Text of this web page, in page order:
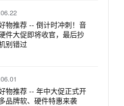
物推荐 -- 倒计时冲刺！音
件大促即将收官，最后抄
别错过
物推荐 -- 年中大促正式开
品牌软、硬件特惠来袭